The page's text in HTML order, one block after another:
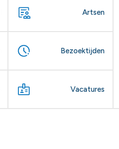
Artsen
Bezoektijden
Vacatures